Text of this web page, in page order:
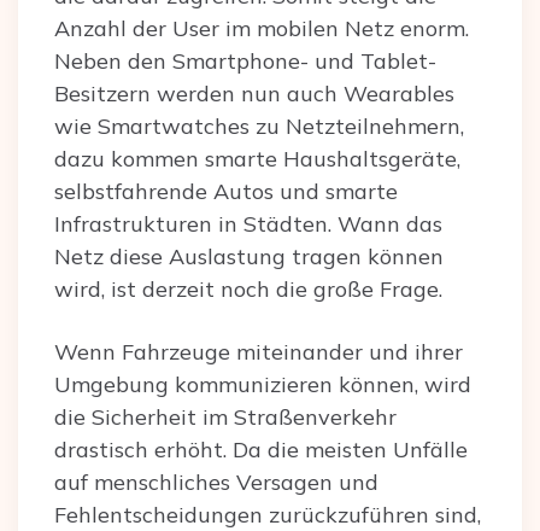
Anzahl der User im mobilen Netz enorm.
Neben den Smartphone- und Tablet-
Besitzern werden nun auch Wearables
wie Smartwatches zu Netzteilnehmern,
dazu kommen smarte Haushaltsgeräte,
selbstfahrende Autos und smarte
Infrastrukturen in Städten. Wann das
Netz diese Auslastung tragen können
wird, ist derzeit noch die große Frage.
Wenn Fahrzeuge miteinander und ihrer
Umgebung kommunizieren können, wird
die Sicherheit im Straßenverkehr
drastisch erhöht. Da die meisten Unfälle
auf menschliches Versagen und
Fehlentscheidungen zurückzuführen sind,